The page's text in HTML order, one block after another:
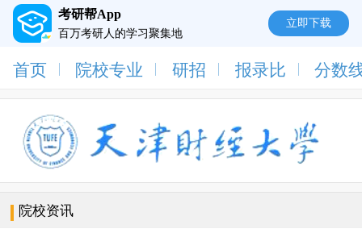
考研帮App
百万考研人的学习聚集地
立即下载
首页 院校专业 研招 报录比 分数
院校资讯